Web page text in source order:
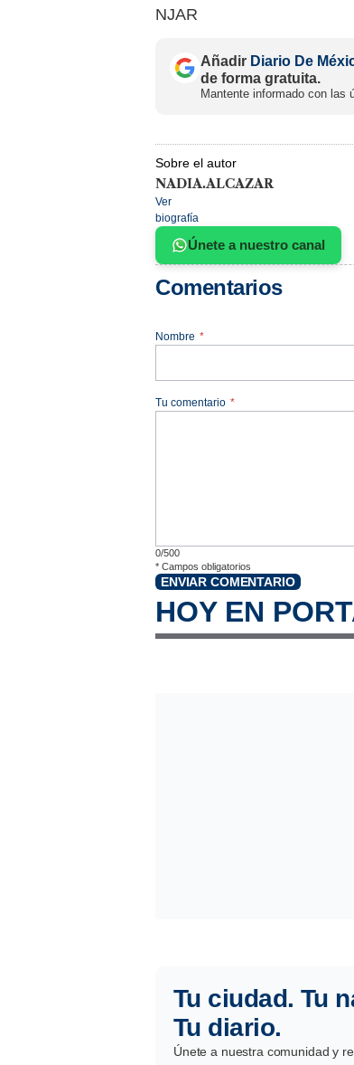
NJAR
Añadir Diario De
de forma gratuita.
Mantente informado con las
Sobre el autor
NADIA.ALCAZAR
Ver
biografía
Únete a nuestro canal
Comentarios
Nombre *
Tu comentario *
0/500
* Campos obligatorios
ENVIAR COMENTARIO
HOY EN
Tu ciudad. Tu
Tu diario.
Únete a nuestra comunidad y